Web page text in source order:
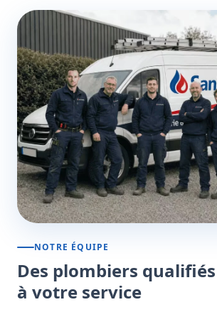
NOTRE ÉQUIPE
Des plombiers qualifiés
à votre service